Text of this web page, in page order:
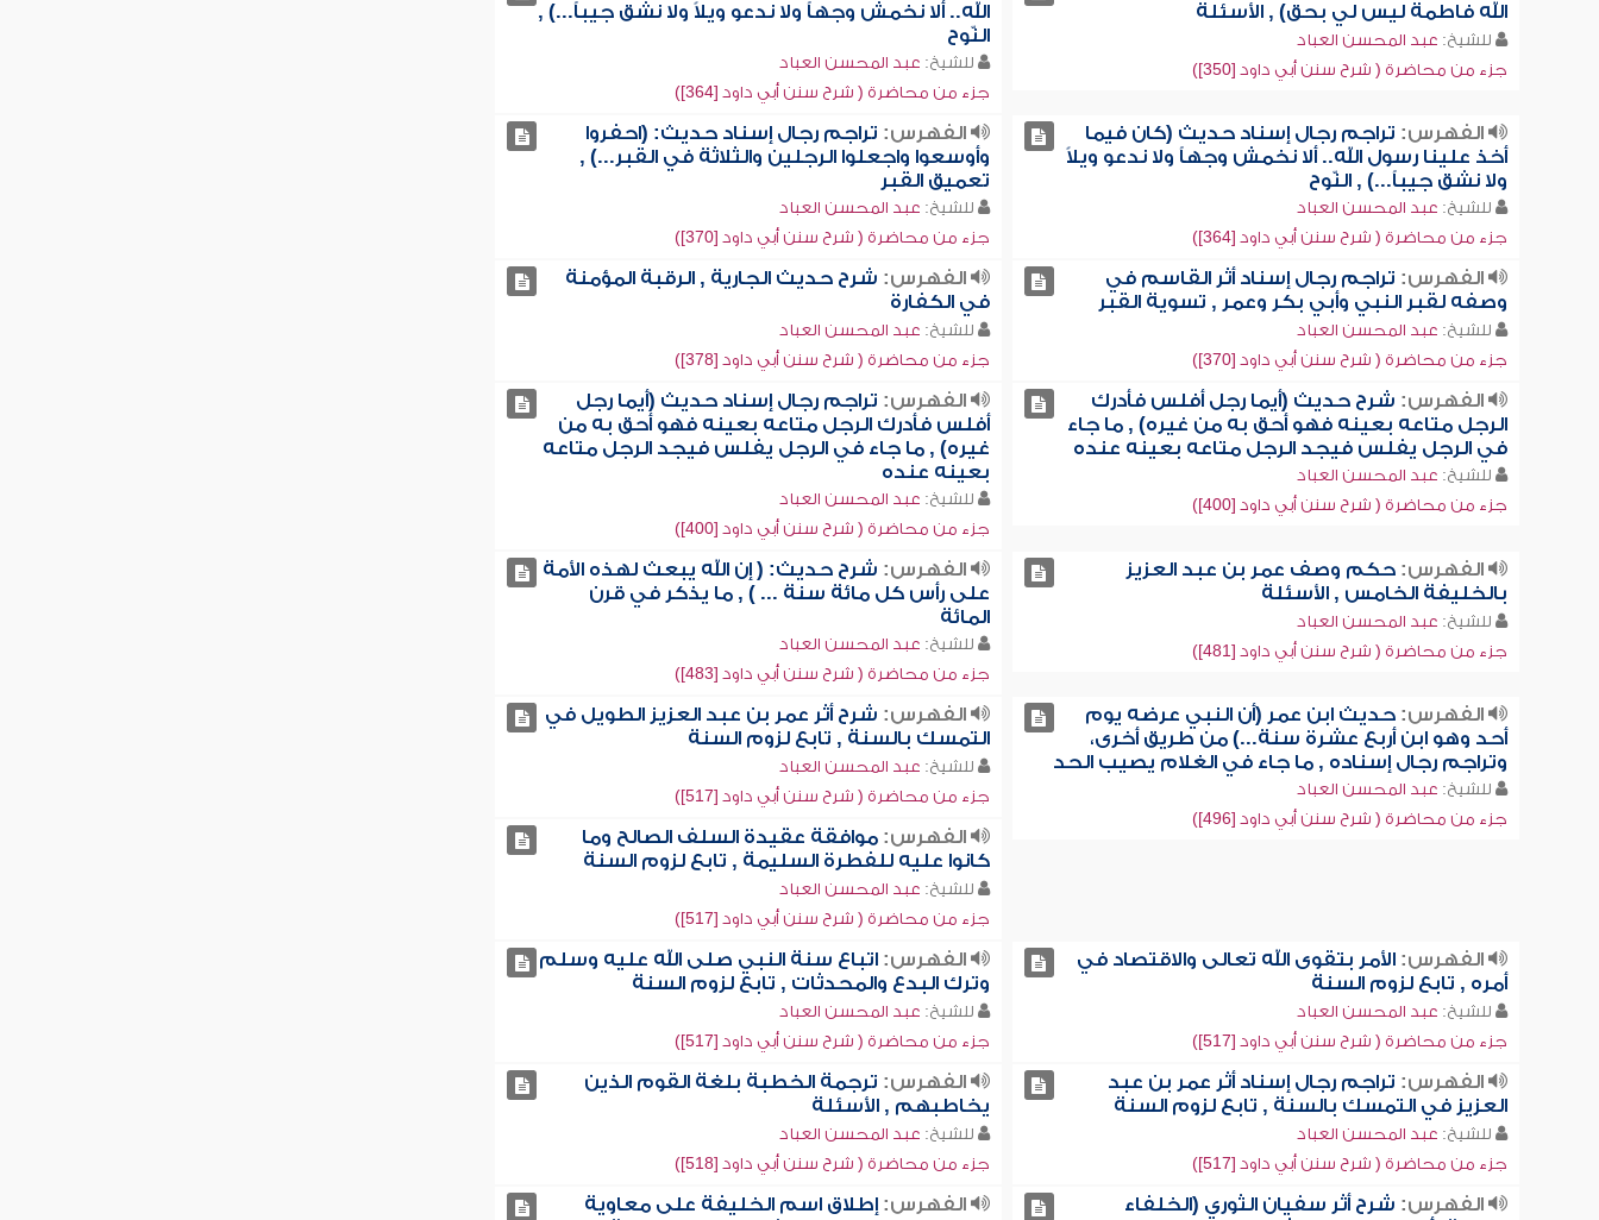
الله فاطمة ليس لي بحق) , الأسئلة
للشيخ: عبد المحسن العباد
جزء من محاضرة ( شرح سنن أبي داود [350])
الله.. ألا نخمش وجهاً ولا ندعو ويلاً ولا نشق جيباً...) ,
النّوح
للشيخ: عبد المحسن العباد
جزء من محاضرة ( شرح سنن أبي داود [364])
الفهرس: تراجم رجال إسناد حديث (كان فيما
أخذ علينا رسول الله.. ألا نخمش وجهاً ولا ندعو ويلاً
ولا نشق جيباً...) , النّوح
للشيخ: عبد المحسن العباد
جزء من محاضرة ( شرح سنن أبي داود [364])
الفهرس: تراجم رجال إسناد حديث: (احفروا
وأوسعوا واجعلوا الرجلين والثلاثة في القبر...) ,
تعميق القبر
للشيخ: عبد المحسن العباد
جزء من محاضرة ( شرح سنن أبي داود [370])
الفهرس: تراجم رجال إسناد أثر القاسم في
وصفه لقبر النبي وأبي بكر وعمر , تسوية القبر
للشيخ: عبد المحسن العباد
جزء من محاضرة ( شرح سنن أبي داود [370])
الفهرس: شرح حديث الجارية , الرقبة المؤمنة
في الكفارة
للشيخ: عبد المحسن العباد
جزء من محاضرة ( شرح سنن أبي داود [378])
الفهرس: شرح حديث (أيما رجل أفلس فأدرك
الرجل متاعه بعينه فهو أحق به من غيره) , ما جاء
في الرجل يفلس فيجد الرجل متاعه بعينه عنده
للشيخ: عبد المحسن العباد
جزء من محاضرة ( شرح سنن أبي داود [400])
الفهرس: تراجم رجال إسناد حديث (أيما رجل
أفلس فأدرك الرجل متاعه بعينه فهو أحق به من
غيره) , ما جاء في الرجل يفلس فيجد الرجل متاعه
بعينه عنده
للشيخ: عبد المحسن العباد
جزء من محاضرة ( شرح سنن أبي داود [400])
الفهرس:حكم وصف عمر بن عبد العزيز
بالخليفة الخامس , الأسئلة
للشيخ: عبد المحسن العباد
جزء من محاضرة ( شرح سنن أبي داود [481])
الفهرس: شرح حديث: ( إن الله يبعث لهذه الأمة
على رأس كل مائة سنة ... ) , ما يذكر في قرن
المائة
للشيخ: عبد المحسن العباد
جزء من محاضرة ( شرح سنن أبي داود [483])
الفهرس:حديث ابن عمر (أن النبي عرضه يوم
أحد وهو ابن أربع عشرة سنة...) من طريق أخرى،
وتراجم رجال إسناده , ما جاء في الغلام يصيب الحد
للشيخ: عبد المحسن العباد
جزء من محاضرة ( شرح سنن أبي داود [496])
الفهرس: شرح أثر عمر بن عبد العزيز الطويل في
التمسك بالسنة , تابع لزوم السنة
للشيخ: عبد المحسن العباد
جزء من محاضرة ( شرح سنن أبي داود [517])
الفهرس: موافقة عقيدة السلف الصالح وما
كانوا عليه للفطرة السليمة , تابع لزوم السنة
للشيخ: عبد المحسن العباد
جزء من محاضرة ( شرح سنن أبي داود [517])
الفهرس:الأمر بتقوى الله تعالى والاقتصاد في
أمره , تابع لزوم السنة
للشيخ: عبد المحسن العباد
جزء من محاضرة ( شرح سنن أبي داود [517])
الفهرس: اتباع سنة النبي صلى الله عليه وسلم
وترك البدع والمحدثات , تابع لزوم السنة
للشيخ: عبد المحسن العباد
جزء من محاضرة ( شرح سنن أبي داود [517])
الفهرس: تراجم رجال إسناد أثر عمر بن عبد
العزيز في التمسك بالسنة , تابع لزوم السنة
للشيخ: عبد المحسن العباد
جزء من محاضرة ( شرح سنن أبي داود [517])
الفهرس: ترجمة الخطبة بلغة القوم الذين
يخاطبهم , الأسئلة
للشيخ: عبد المحسن العباد
جزء من محاضرة ( شرح سنن أبي داود [518])
الفهرس: شرح أثر سفيان الثوري (الخلفاء
الفهرس: إطلاق اسم الخليفة على معاوية